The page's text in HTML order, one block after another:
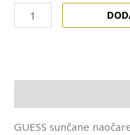
GUESS sunčane